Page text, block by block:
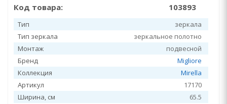
Код товара: 103893
Тип
зеркала
Тип зеркала
зеркальное полотно
Монтаж
подвесной
Бренд
Migliore
Коллекция
Mirella
Артикул
17170
Ширина, см
65.5